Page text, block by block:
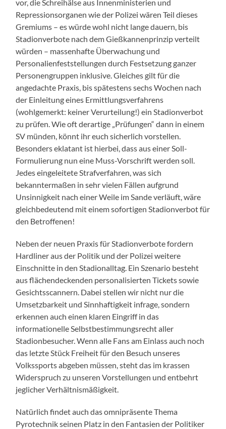
vor, die Schreihälse aus Innenministerien und
Repressionsorganen wie der Polizei wären Teil dieses
Gremiums – es würde wohl nicht lange dauern, bis
Stadionverbote nach dem Gießkannenprinzip verteilt
würden – massenhafte Überwachung und
Personalienfeststellungen durch Festsetzung ganzer
Personengruppen inklusive. Gleiches gilt für die
angedachte Praxis, bis spätestens sechs Wochen nach
der Einleitung eines Ermittlungsverfahrens
(wohlgemerkt: keiner Verurteilung!) ein Stadionverbot
zu prüfen. Wie oft derartige „Prüfungen“ dann in einem
SV münden, könnt ihr euch sicherlich vorstellen.
Besonders eklatant ist hierbei, dass aus einer Soll-
Formulierung nun eine Muss-Vorschrift werden soll.
Jedes eingeleitete Strafverfahren, was sich
bekanntermaßen in sehr vielen Fällen aufgrund
Unsinnigkeit nach einer Weile im Sande verläuft, wäre
gleichbedeutend mit einem sofortigen Stadionverbot für
den Betroffenen!
Neben der neuen Praxis für Stadionverbote fordern
Hardliner aus der Politik und der Polizei weitere
Einschnitte in den Stadionalltag. Ein Szenario besteht
aus flächendeckenden personalisierten Tickets sowie
Gesichtsscannern. Dabei stellen wir nicht nur die
Umsetzbarkeit und Sinnhaftigkeit infrage, sondern
erkennen auch einen klaren Eingriff in das
informationelle Selbstbestimmungsrecht aller
Stadionbesucher. Wenn alle Fans am Einlass auch noch
das letzte Stück Freiheit für den Besuch unseres
Volkssports abgeben müssen, steht das im krassen
Widerspruch zu unseren Vorstellungen und entbehrt
jeglicher Verhältnismäßigkeit.
Natürlich findet auch das omnipräsente Thema
Pyrotechnik seinen Platz in den Fantasien der Politiker